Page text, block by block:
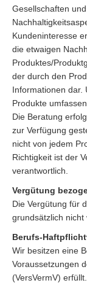
Gesellschaften
Kundeninteresse
die etwaigen
Produktes/
der durch den
Informationen dar.
Produkte umfassen.
Die Beratung
zur Verfügung
nicht von jedem
Richtigkeit ist der
verantwortlich.
Vergütung
Die Vergütung für
grundsätzlich nicht
Berufs-
Wir besitzen eine
Voraussetzungen
(VersVermV) erfüllt.